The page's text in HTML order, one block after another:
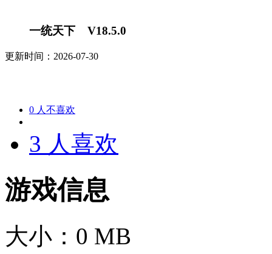
一统天下 V18.5.0
更新时间：2026-07-30
0 人不喜欢
3 人喜欢
游戏信息
大小： 0 MB